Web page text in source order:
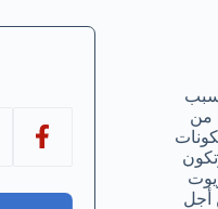
من
أجل